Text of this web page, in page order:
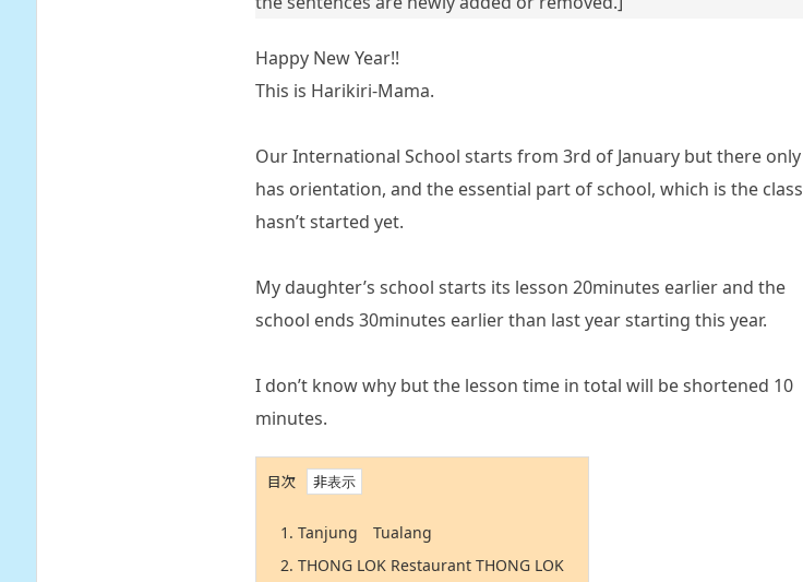
Happy New Year!!
This is Harikiri-Mama.
Our International School starts from 3rd of January but there only
has orientation, and the essential part of school, which is the class
hasn’t started yet.
My daughter’s school starts its lesson 20minutes earlier and the
school ends 30minutes earlier than last year starting this year.
I don’t know why but the lesson time in total will be shortened 10
minutes.
目次
1. Tanjung Tualang
2. THONG LOK Restaurant THONG LOK